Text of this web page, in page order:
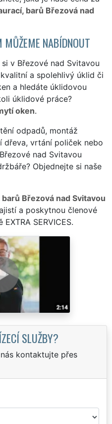
barů Březová nad
MŮŽEME NABÍDNOUT
si v Březové nad Svitavou
a spolehlivý úklid či
a hledáte úklidovou
úklidové práce?
oken.
odpadů, montáž
dřeva, vrtání poliček nebo
nad Svitavou
Objednejte si naše
Březová nad Svitavou
a poskytnou členové
SERVICES.
SLUŽBY?
kontaktujte přes